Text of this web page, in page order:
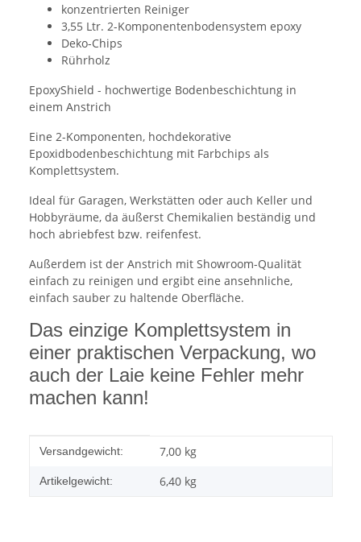
konzentrierten Reiniger
3,55 Ltr. 2-Komponentenbodensystem epoxy
Deko-Chips
Rührholz
EpoxyShield - hochwertige Bodenbeschichtung in
einem Anstrich
Eine 2-Komponenten, hochdekorative
Epoxidbodenbeschichtung mit Farbchips als
Komplettsystem.
Ideal für Garagen, Werkstätten oder auch Keller und
Hobbyräume, da äußerst Chemikalien beständig und
hoch abriebfest bzw. reifenfest.
Außerdem ist der Anstrich mit Showroom-Qualität
einfach zu reinigen und ergibt eine ansehnliche,
einfach sauber zu haltende Oberfläche.
Das einzige Komplettsystem in
einer praktischen Verpackung, wo
auch der Laie keine Fehler mehr
machen kann!
Produkteigenschaft
Wert
Versandgewicht: 7,00 kg
Artikelgewicht: 6,40 kg